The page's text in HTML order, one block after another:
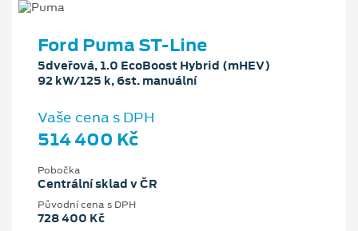
Ford Puma ST-Line
5dveřová, 1.0 EcoBoost Hybrid (mHEV)
92 kW/125 k, 6st. manuální
Vaše cena s DPH
514 400 Kč
Pobočka
Centrální sklad v ČR
Původní cena s DPH
728 400 Kč